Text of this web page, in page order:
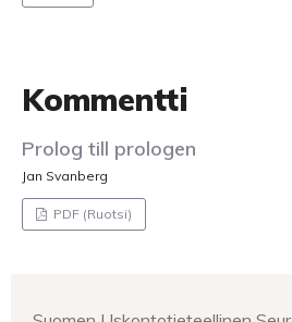
Kommentti
Prolog till prologen
Jan Svanberg
PDF (Ruotsi)